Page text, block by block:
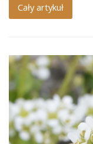
Cały artykuł